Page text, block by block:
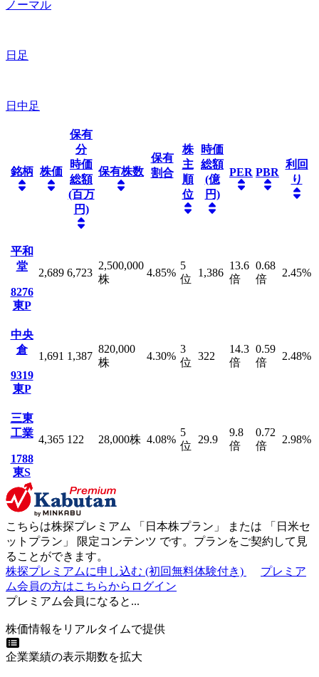
ノーマル
日足
日中足
銘柄 株価
保有
分
時価
総額
(百万
円)
保有株数
保有
割合
株
主
順
位
時価
総額
(億
円)
PER PBR
利回
り
平和
堂
8276
東P
2,689 6,723
2,500,000
株
4.85%
5
位
1,386
13.6
倍
0.68
倍
2.45%
中央
倉
9319
東P
1,691 1,387
820,000
株
4.30%
3
位
322
14.3
倍
0.59
倍
2.48%
三東
工業
1788
東S
4,365 122 28,000株 4.08%
5
位
29.9
9.8
倍
0.72
倍
2.98%
こちらは株探プレミアム 「 日本株プラン 」 または 「 日米セ
ットプラン 」 限定コンテンツ です。プランをご契約して見
ることができます。
株探プレミアムに申し込む (初回無料体験付き)
プレミア
ム会員の方はこちらからログイン
プレミアム会員になると...
株価情報をリアルタイムで提供
企業業績の表示期数を拡大